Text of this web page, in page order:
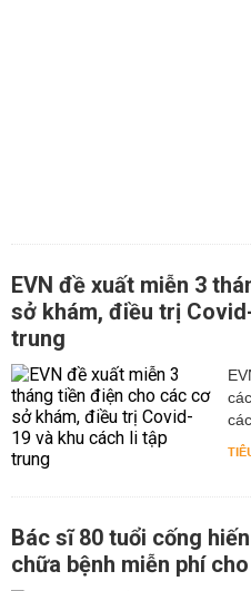
EVN đề xuất miễn 3
sở khám, điều trị
trung
Bác sĩ 80 tuổi cống
chữa bệnh miễn phí